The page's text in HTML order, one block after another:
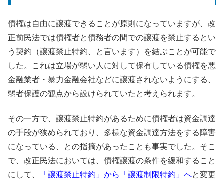
債権は自由に譲渡できることが原則になっていますが、改
正前民法では債権者と債務者の間での譲渡を禁止するとい
う契約（譲渡禁止特約、と言います）を結ぶことが可能で
した。これは立場が弱い人に対して保有している債権を悪
金融業者・暴力金融会社などに譲渡されないようにする、
弱者保護の観点から設けられていたと考えられます。
その一方で、譲渡禁止特約があるために債権者は資金調達
の手段が狭められており、多様な資金調達方法をする障害
になっている、との指摘があったことも事実でした。そこ
で、改正民法においては、債権譲渡の条件を緩和すること
にして、
「譲渡禁止特約」から「譲渡制限特約」へと変更